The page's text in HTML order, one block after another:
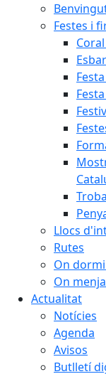
Festes i
Llocs
Rutes
On
On
Actualitat
Notícies
Agenda
Avisos
Butlletí